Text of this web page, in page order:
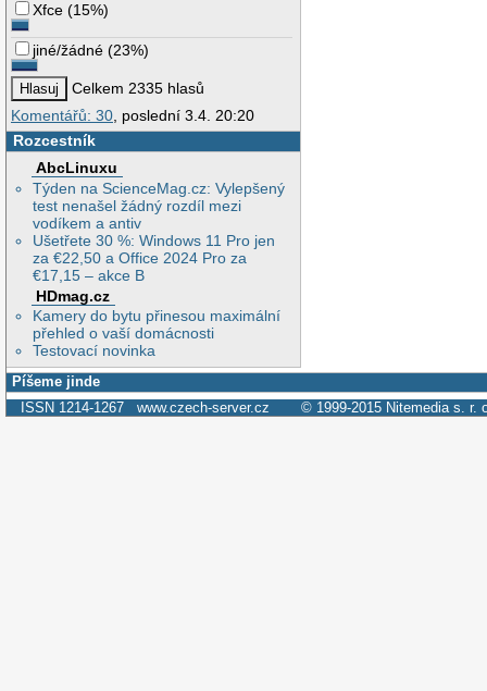
Xfce (15%)
jiné/žádné (23%)
Celkem 2335 hlasů
Komentářů: 30, poslední 3.4. 20:20
Rozcestník
AbcLinuxu
Týden na ScienceMag.cz: Vylepšený
test nenašel žádný rozdíl mezi
vodíkem a antiv
Ušetřete 30 %: Windows 11 Pro jen
za €22,50 a Office 2024 Pro za
€17,15 – akce B
HDmag.cz
Kamery do bytu přinesou maximální
přehled o vaší domácnosti
Testovací novinka
Píšeme jinde
ISSN 1214-1267 www.czech-server.cz © 1999-2015 Nitemedia s. r.